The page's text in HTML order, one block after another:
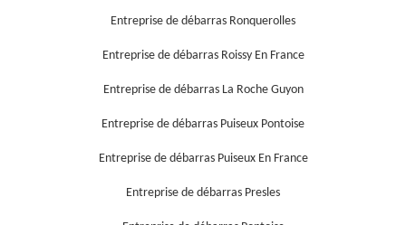
Entreprise de débarras Ronquerolles
Entreprise de débarras Roissy En France
Entreprise de débarras La Roche Guyon
Entreprise de débarras Puiseux Pontoise
Entreprise de débarras Puiseux En France
Entreprise de débarras Presles